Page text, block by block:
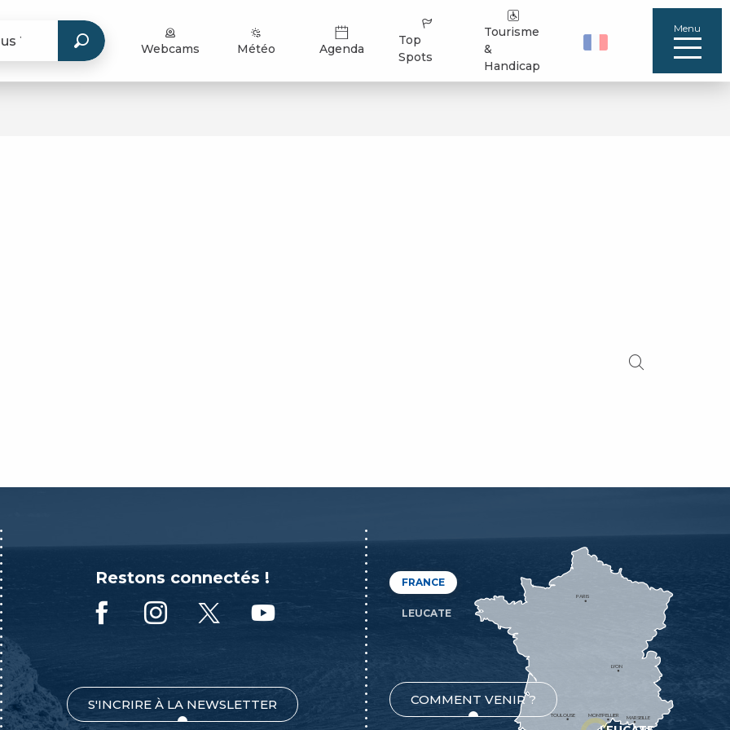
Webcams Météo Agenda
Top
Spots
Tourisme
&
Handicap
Menu
Restons connectés !
S'INCRIRE À LA NEWSLETTER
FRANCE
LEUCATE
COMMENT VENIR ?
MONTPELLIER MARSEILLE
TOULOUSE
LYON
PARIS